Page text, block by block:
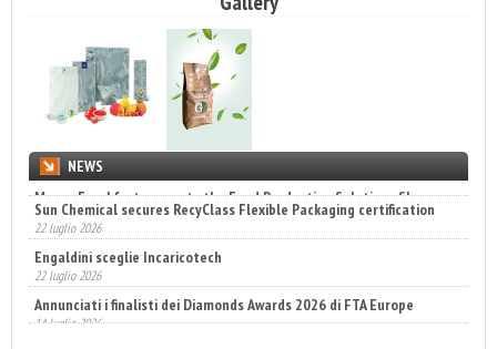
NEWS
Sun Chemical secures RecyClass Flexible Packaging certification
22 luglio 2026
Engaldini sceglie Incaricotech
22 luglio 2026
Annunciati i finalisti dei Diamonds Awards 2026 di FTA Europe
14 luglio 2026